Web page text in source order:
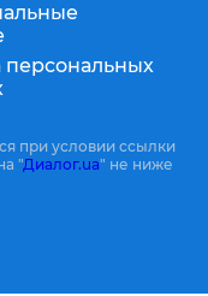
персональных
при условии ссылки
"Диалог.ua" не ниже